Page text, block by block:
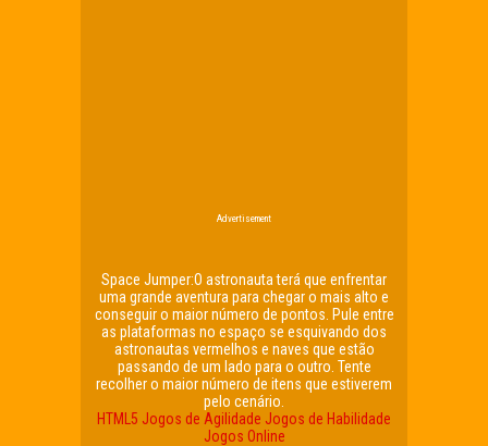
Advertisement
Space Jumper:O astronauta terá que enfrentar
uma grande aventura para chegar o mais alto e
conseguir o maior número de pontos. Pule entre
as plataformas no espaço se esquivando dos
astronautas vermelhos e naves que estão
passando de um lado para o outro. Tente
recolher o maior número de itens que estiverem
pelo cenário.
HTML5 Jogos de Agilidade Jogos de Habilidade
Jogos Online